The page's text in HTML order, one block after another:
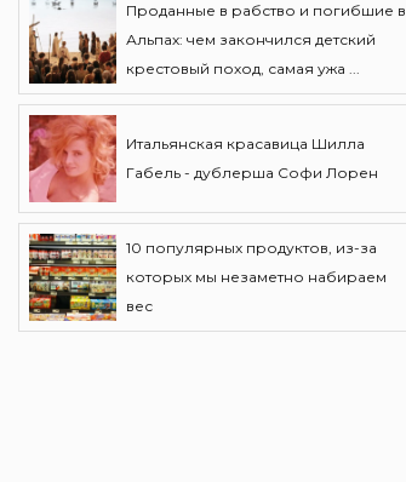
Проданные в рабство и погибшие в
Альпах: чем закончился детский
крестовый поход, самая ужа ...
Итальянская красавица Шилла
Габель - дублерша Софи Лорен
10 популярных продуктов, из-за
которых мы незаметно набираем
вес